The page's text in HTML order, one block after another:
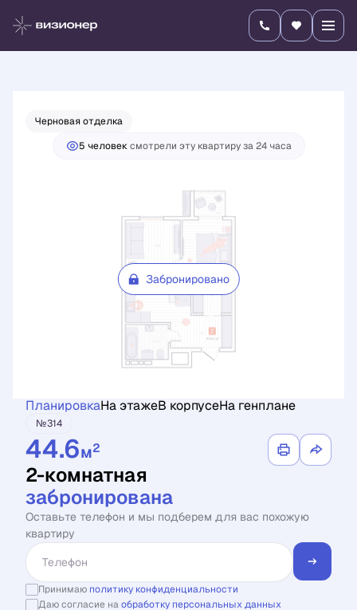
2-комнатная Цена по запросу
Черновая отделка
5 человексмотрели эту квартиру за 24 часа
Забронировано
ПланировкаНа этажеВ корпусеНа генплане
№314
44.6м2
2-комнатная
забронирована
Оставьте телефон и мы подберем для вас похожую
квартиру
Принимаю политику конфиденциальности
Даю согласие наобработку персональных данных